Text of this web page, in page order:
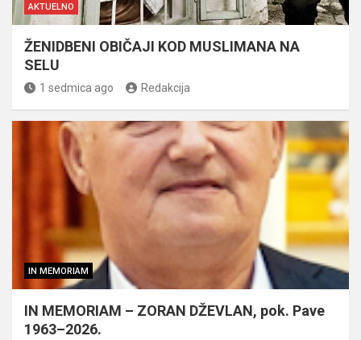
AKTUELNO
ŽENIDBENI OBIČAJI KOD MUSLIMANA NA
SELU
1 sedmica ago Redakcija
IN MEMORIAM
IN MEMORIAM – ZORAN DŽEVLAN, pok. Pave
1963–2026.